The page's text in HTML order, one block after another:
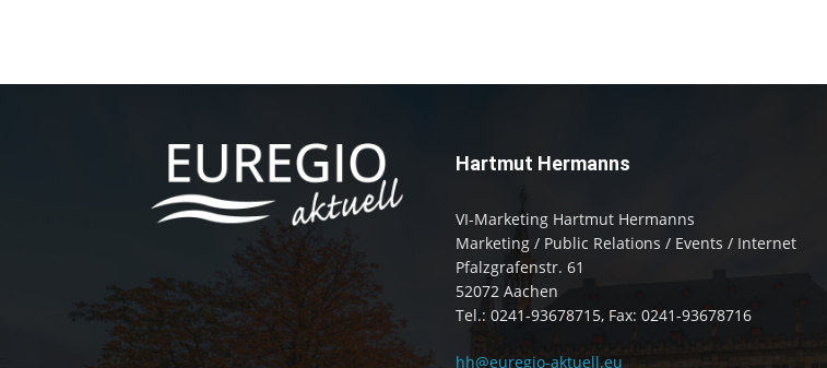
Hartmut Hermanns
VI-Marketing Hartmut Hermanns
Marketing / Public Relations / Events / Internet
Pfalzgrafenstr. 61
52072 Aachen
Tel.: 0241-93678715, Fax: 0241-93678716
hh@euregio-aktuell.eu